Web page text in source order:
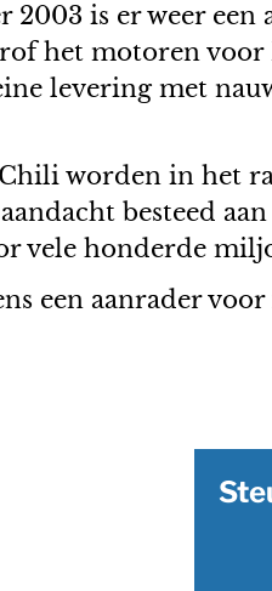
2003 is er weer een
het motoren voor
levering met
worden in het
besteed
vele honderde
een aanrader